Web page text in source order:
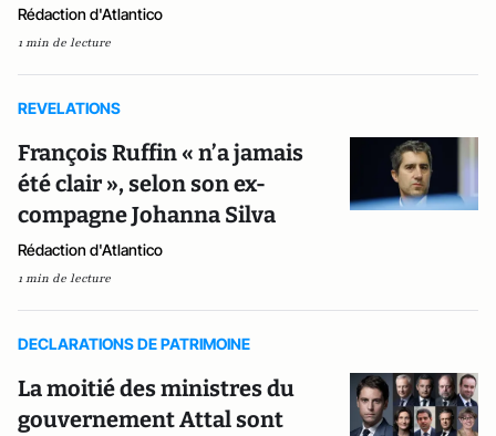
Rédaction d'Atlantico
1 min de lecture
REVELATIONS
François Ruffin « n’a jamais
été clair », selon son ex-
compagne Johanna Silva
Rédaction d'Atlantico
1 min de lecture
DECLARATIONS DE PATRIMOINE
La moitié des ministres du
gouvernement Attal sont